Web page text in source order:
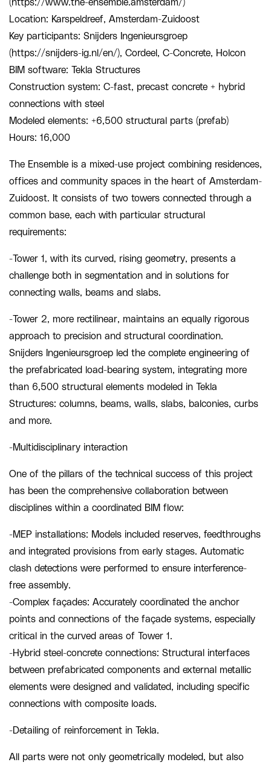
(https://www.the-ensemble.amsterdam/)
Location: Karspeldreef, Amsterdam-Zuidoost
Key participants: Snijders Ingenieursgroep
(https://snijders-ig.nl/en/), Cordeel, C-Concrete, Holcon
BIM software: Tekla Structures
Construction system: C-fast, precast concrete + hybrid
connections with steel
Modeled elements: +6,500 structural parts (prefab)
Hours: 16,000
The Ensemble is a mixed-use project combining residences,
offices and community spaces in the heart of Amsterdam-
Zuidoost. It consists of two towers connected through a
common base, each with particular structural
requirements:
-Tower 1, with its curved, rising geometry, presents a
challenge both in segmentation and in solutions for
connecting walls, beams and slabs.
-Tower 2, more rectilinear, maintains an equally rigorous
approach to precision and structural coordination.
Snijders Ingenieursgroep led the complete engineering of
the prefabricated load-bearing system, integrating more
than 6,500 structural elements modeled in Tekla
Structures: columns, beams, walls, slabs, balconies, curbs
and more.
-Multidisciplinary interaction
One of the pillars of the technical success of this project
has been the comprehensive collaboration between
disciplines within a coordinated BIM flow:
-MEP installations: Models included reserves, feedthroughs
and integrated provisions from early stages. Automatic
clash detections were performed to ensure interference-
free assembly.
-Complex façades: Accurately coordinated the anchor
points and connections of the façade systems, especially
critical in the curved areas of Tower 1.
-Hybrid steel-concrete connections: Structural interfaces
between prefabricated components and external metallic
elements were designed and validated, including specific
connections with composite loads.
-Detailing of reinforcement in Tekla.
All parts were not only geometrically modeled, but also